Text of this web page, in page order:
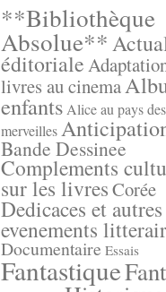
**Bibliothèque
Absolue**
éditoriale
livres au cinema
enfantsAlice au pays des
merveilles
Bande Dessinee
Complements
sur les livresCorée
Dedicaces et autres
evenements
Documentaire Essais
Fantastique